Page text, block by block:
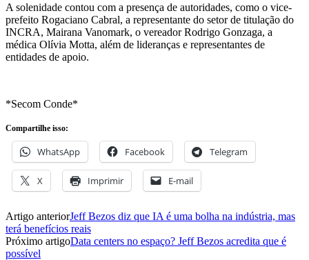
A solenidade contou com a presença de autoridades, como o vice-
prefeito Rogaciano Cabral, a representante do setor de titulação do
INCRA, Mairana Vanomark, o vereador Rodrigo Gonzaga, a
médica Olívia Motta, além de lideranças e representantes de
entidades de apoio.
*Secom Conde*
Compartilhe isso:
WhatsApp Facebook Telegram
X Imprimir E-mail
Artigo anteriorJeff Bezos diz que IA é uma bolha na indústria, mas
terá benefícios reais
Próximo artigoData centers no espaço? Jeff Bezos acredita que é
possível